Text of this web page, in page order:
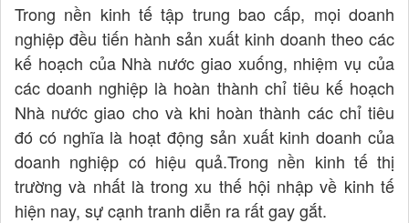
Trong nền kinh tế tập trung bao cấp, mọi doanh
nghiệp đều tiến hành sản xuất kinh doanh theo các
kế hoạch của Nhà nước giao xuống, nhiệm vụ của
các doanh nghiệp là hoàn thành chỉ tiêu kế hoạch
Nhà nước giao cho và khi hoàn thành các chỉ tiêu
đó có nghĩa là hoạt động sản xuất kinh doanh của
doanh nghiệp có hiệu quả.Trong nền kinh tế thị
trường và nhất là trong xu thế hội nhập về kinh tế
hiện nay, sự cạnh tranh diễn ra rất gay gắt.